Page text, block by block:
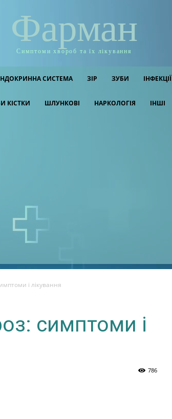
Фарман
Симптоми хвороб та їх лікування
СИСТЕМА ЗІР ЗУБИ ІНФЕКЦІЇ
КІСТКИ ШЛУНКОВІ НАРКОЛОГІЯ ІНШІ
і лікування
симптоми і
786